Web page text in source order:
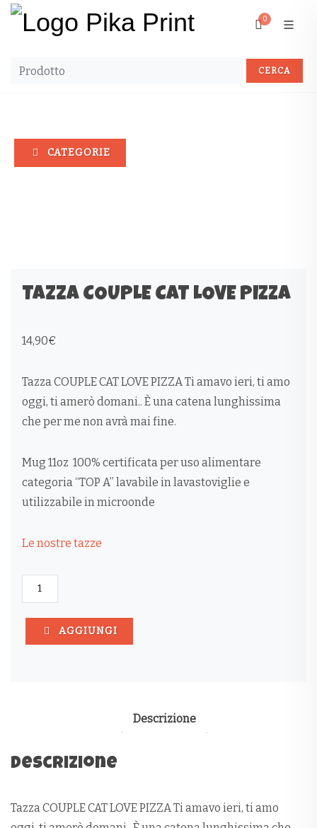
0
CATEGORIE
Tazza COUPLE CAT LOVE PIZZA
14,90€
Tazza COUPLE CAT LOVE PIZZA Ti amavo ieri, ti amo
oggi, ti amerò domani.. È una catena lunghissima
che per me non avrà mai fine.
Mug 11oz 100% certificata per uso alimentare
categoria “TOP A” lavabile in lavastoviglie e
utilizzabile in microonde
Le nostre tazze
COUPLE
LOVE
PIZZA
QUANTITÀ
AGGIUNGI
Descrizione
Descrizione
Tazza COUPLE CAT LOVE PIZZA Ti amavo ieri, ti amo